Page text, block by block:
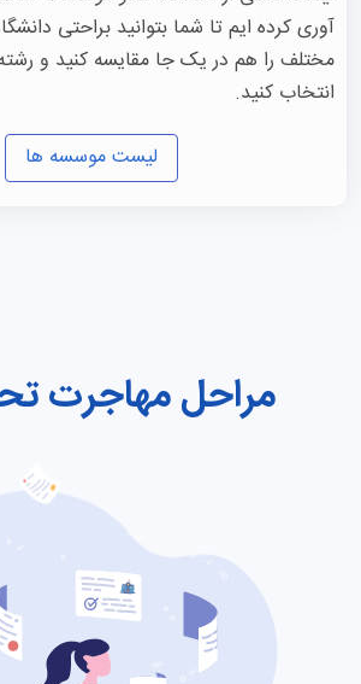
آوری کرده ایم تا شما بتوانید براحتی
مختلف را هم در یک جا مقایسه کنید و
انتخاب کنید.
لیست موسسه ها
مراحل مهاجرت